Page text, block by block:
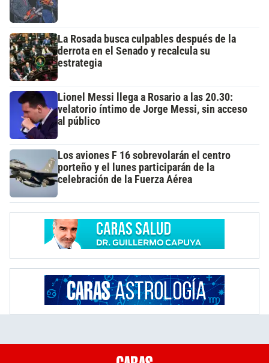
La Rosada busca culpables después de la
derrota en el Senado y recalcula su
estrategia
Lionel Messi llega a Rosario a las 20.30:
velatorio íntimo de Jorge Messi, sin acceso
al público
Los aviones F 16 sobrevolarán el centro
porteño y el lunes participarán de la
celebración de la Fuerza Aérea